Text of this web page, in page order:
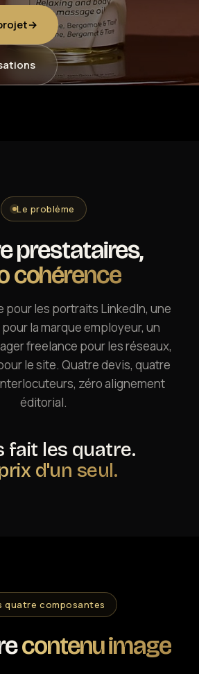
→
Le problème
prestataires,
cohérence
pour les portraits LinkedIn, une
la marque employeur, un
freelance pour les réseaux,
le site. Quatre devis, quatre
zéro alignement
éditorial.
fait les quatre.
d'un seul.
quatre composantes
contenu image